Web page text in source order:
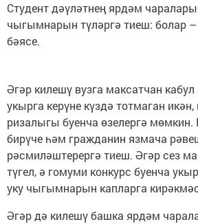
Студент дәүләтнең ярдәм
чыгымнарын түләргә тиеш: болар –
бәясе.
Әгәр килешү вузга максатчан
укырга керүне күздә тотмаган
ризалыгы буенча өзелергә
бирүче һәм гражданин язмача
рәсмиләштерергә тиеш. Әгәр сез
түгел, ә гомуми конкурс буенча
уку чыгымнарын капларга
Әгәр дә килешү башка ярдәм